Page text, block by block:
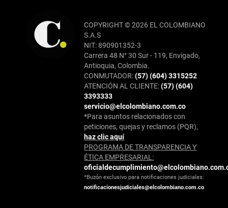
COPYRIGHT © 2026 EL COLOMBIANO
S.A.S
NIT: 890901352-3
Carrera 48 N° 30 Sur - 119, Envigado,
Antioquia, Colombia.
CONMUTADOR:(57) (604) 3315252
ATENCIÓN AL CLIENTE:(57) (604)
3393333
servicio@elcolombiano.com.co
*Para asuntos relacionados con
peticiones, quejas y reclamos (PQR),
haz clic aquí
PROGRAMA DE TRANSPARENCIA Y
ÉTICA EMPRESARIAL:
*Buzón exclusivo para notificaciones judiciales:
notificacionesjudiciales@elcolombiano.com.co